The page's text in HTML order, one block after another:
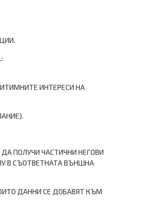
ИНТЕРЕСИ НА
ПОЛУЧИ ЧАСТИЧНИ НЕГОВИ
В СЪОТВЕТНАТА ВЪНШНА
ДАННИ СЕ ДОБАВЯТ КЪМ